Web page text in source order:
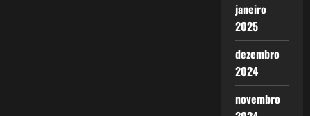
janeiro
2025
dezembro
2024
novembro